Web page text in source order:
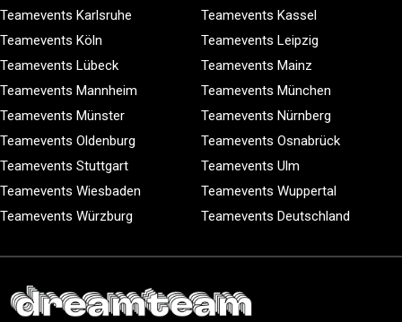
Teamevents Karlsruhe
Teamevents Kassel
Teamevents Köln
Teamevents Leipzig
Teamevents Lübeck
Teamevents Mainz
Teamevents Mannheim
Teamevents München
Teamevents Münster
Teamevents Nürnberg
Teamevents Oldenburg
Teamevents Osnabrück
Teamevents Stuttgart
Teamevents Ulm
Teamevents Wiesbaden
Teamevents Wuppertal
Teamevents Würzburg
Teamevents Deutschland